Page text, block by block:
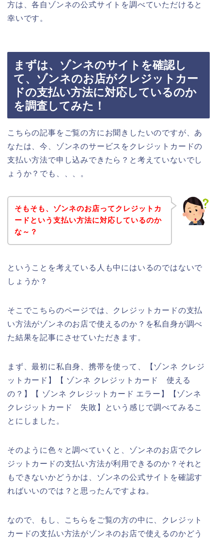
方は、各自ゾンネの公式サイトを調べていただけると
幸いです。
まずは、ゾンネのサイトを確認し
て、ゾンネのお店がクレジットカー
ドの支払い方法に対応しているのか
を調査してみた！
こちらの記事をご覧の方にお聞きしたいのですが、あ
なたは、今、ゾンネのサービスをクレジットカードの
支払い方法で申し込みできたら？と考えていないでし
ょうか？でも、、、。
そもそも、ゾンネのお店ってクレジットカ
ードという支払い方法に対応しているのか
な～？
ということを考えている人も中にはいるのではないで
しょうか？
そこでこちらのページでは、クレジットカードの支払
い方法がゾンネのお店で使えるのか？を私自身が調べ
た結果を記事にさせていただきます。
まず、最初に私自身、携帯を使って、【ゾンネ クレジ
ットカード】【 ゾンネ クレジットカード 使える
の？】【 ゾンネ クレジットカード エラー】【ゾンネ
クレジットカード 失敗】という感じで調べてみるこ
とにしました。
そのように色々と調べていくと、ゾンネのお店でクレ
ジットカードの支払い方法が利用できるのか？それと
もできないかどうかは、ゾンネの公式サイトを確認す
ればいいのでは？と思ったんですよね。
なので、もし、こちらをご覧の方の中に、クレジット
カードの支払い方法がゾンネのお店で使えるのかどう